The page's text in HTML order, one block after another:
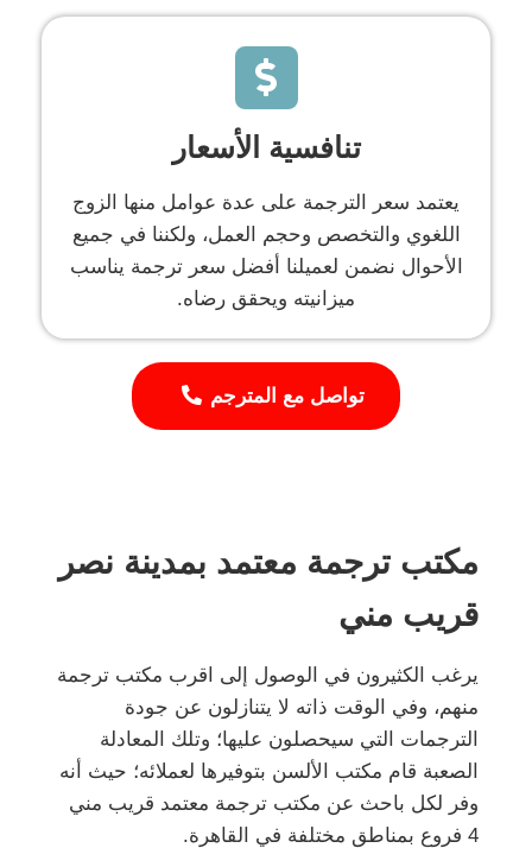
تنافسية الأسعار
يعتمد سعر الترجمة على عدة عوامل منها الزوج
اللغوي والتخصص وحجم العمل، ولكننا في جميع
الأحوال نضمن لعميلنا أفضل سعر ترجمة يناسب
ميزانيته ويحقق رضاه.
تواصل مع المترجم
مكتب ترجمة معتمد بمدينة نصر
قريب مني
يرغب الكثيرون في الوصول إلى اقرب مكتب ترجمة
منهم، وفي الوقت ذاته لا يتنازلون عن جودة
الترجمات التي سيحصلون عليها؛ وتلك المعادلة
الصعبة قام مكتب الألسن بتوفيرها لعملائه؛ حيث أنه
وفر لكل باحث عن مكتب ترجمة معتمد قريب مني
4 فروع بمناطق مختلفة في القاهرة.